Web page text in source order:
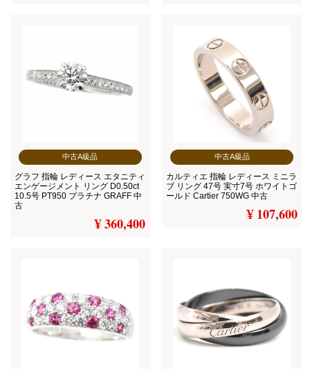
中古A級品
グラフ 指輪 レディース エタニティ
エンゲージメント リング D0.50ct
10.5号 PT950 プラチナ GRAFF 中
古
¥ 360,400
中古A級品
カルティエ 指輪 レディース ミニラ
ブ リング 47号 実寸7号 ホワイトゴ
ールド Cartier 750WG 中古
¥ 107,600